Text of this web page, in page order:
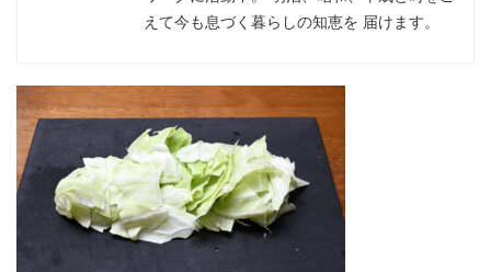
えて今も息づく暮らしの知恵を 届けます。